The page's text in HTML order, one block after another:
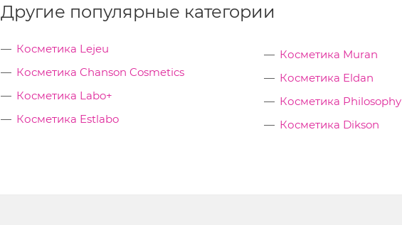
Другие популярные категории
Косметика Lejeu
Косметика Chanson Cosmetics
Косметика Labo+
Косметика Estlabo
Косметика Muran
Косметика Eldan
Косметика Philosophy
Косметика Dikson